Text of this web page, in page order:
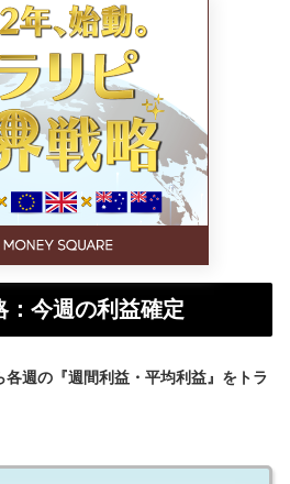
：今週の利益確定
週の『週間利益・平均利益』をトラ